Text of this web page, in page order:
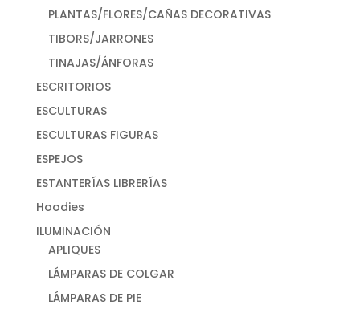
PLANTAS/FLORES/CAÑAS DECORATIVAS
TIBORS/JARRONES
TINAJAS/ÁNFORAS
ESCRITORIOS
ESCULTURAS
ESCULTURAS FIGURAS
ESPEJOS
ESTANTERÍAS LIBRERÍAS
Hoodies
ILUMINACIÓN
APLIQUES
LÁMPARAS DE COLGAR
LÁMPARAS DE PIE